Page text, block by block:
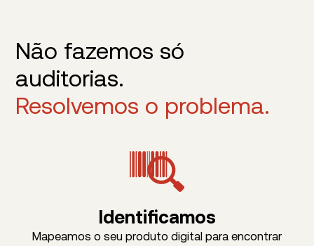
Não fazemos só
auditorias.
Resolvemos o problema.
Identificamos
Mapeamos o seu produto digital para encontrar